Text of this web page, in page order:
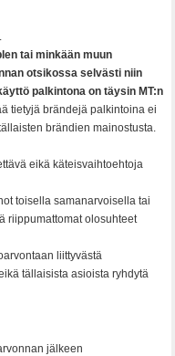
tai minkään muun
otsikossa selvästi niin
palkintona on täysin MT:n
tietyjä brändejä palkintoina ei
brändien mainostusta.
eikä käteisvaihtoehtoja
toisella samanarvoisella tai
riippumattomat olosuhteet
liittyvästä
tällaisista asioista ryhdytä
jälkeen